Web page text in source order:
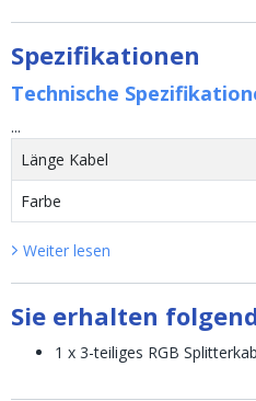
Spezifikationen
Technische
...
Länge Kabel
Farbe
Weiter lesen
Sie erhalten
1 x 3-teiliges RGB